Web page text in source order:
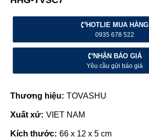
HOTLIE MUA HÀNG
0935 678 522
NHẬN BÁO GIÁ
Yêu cầu gửi báo giá
Thương hiệu: TOVASHU
Xuất xứ: VIET NAM
Kích thước: 66 x 12 x 5 cm